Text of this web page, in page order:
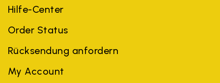
Hilfe-Center
Order Status
Rücksendung anfordern
My Account